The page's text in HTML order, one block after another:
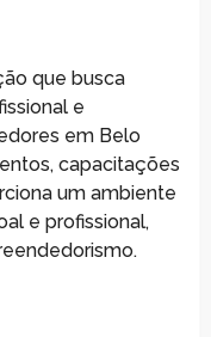
que busca
e
em Belo
capacitações
um ambiente
e profissional,